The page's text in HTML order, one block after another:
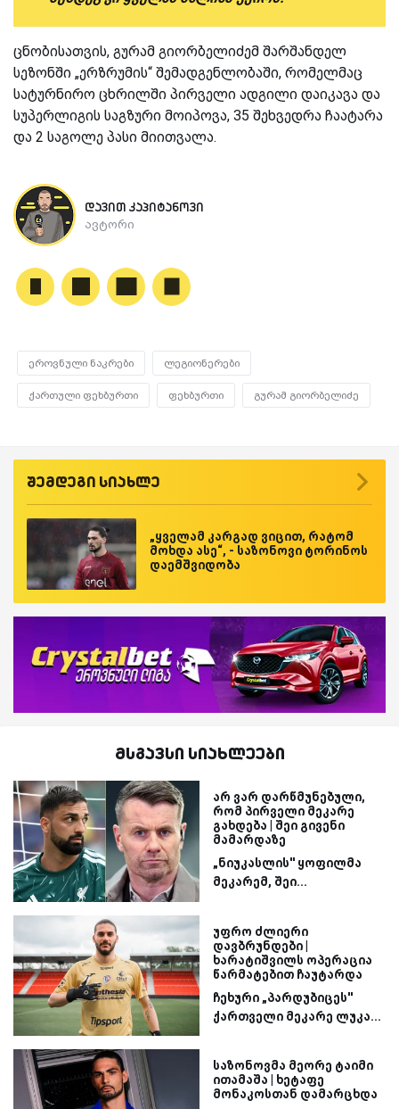
ცნობისათვის, გურამ გიორბელიძემ შარშანდელ
სეზონში „ერზრუმის“ შემადგენლობაში, რომელმაც
სატურნირო ცხრილში პირველი ადგილი დაიკავა და
სუპერლიგის საგზური მოიპოვა, 35 შეხვედრა ჩაატარა
და 2 საგოლე პასი მიითვალა.
დავით კაპიტანოვი
ავტორი
ეროვნული ნაკრები ლეგიონერები
ქართული ფეხბურთი ფეხბურთი გურამ გიორბელიძე
შემდეგი სიახლე
„ყველამ კარგად ვიცით, რატომ
მოხდა ასე“, - საზონოვი ტორინოს
დაემშვიდობა
მსგავსი სიახლეები
არ ვარ დარწმუნებული,
რომ პირველი მეკარე
გახდება | შეი გივენი
მამარდაზე
„ნიუკასლის'' ყოფილმა
მეკარემ, შეი...
უფრო ძლიერი
დავბრუნდები |
ხარატიშვილს ოპერაცია
წარმატებით ჩაუტარდა
ჩეხური „პარდუბიცეს''
ქართველი მეკარე ლუკა...
საზონოვმა მეორე ტაიმი
ითამაშა | ხეტაფე
მონაკოსთან დამარცხდა